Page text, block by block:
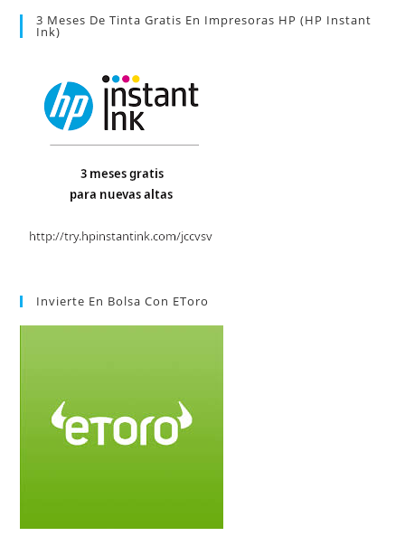
3 Meses De Tinta Gratis En Impresoras HP (HP Instant
Ink)
Invierte En Bolsa Con EToro